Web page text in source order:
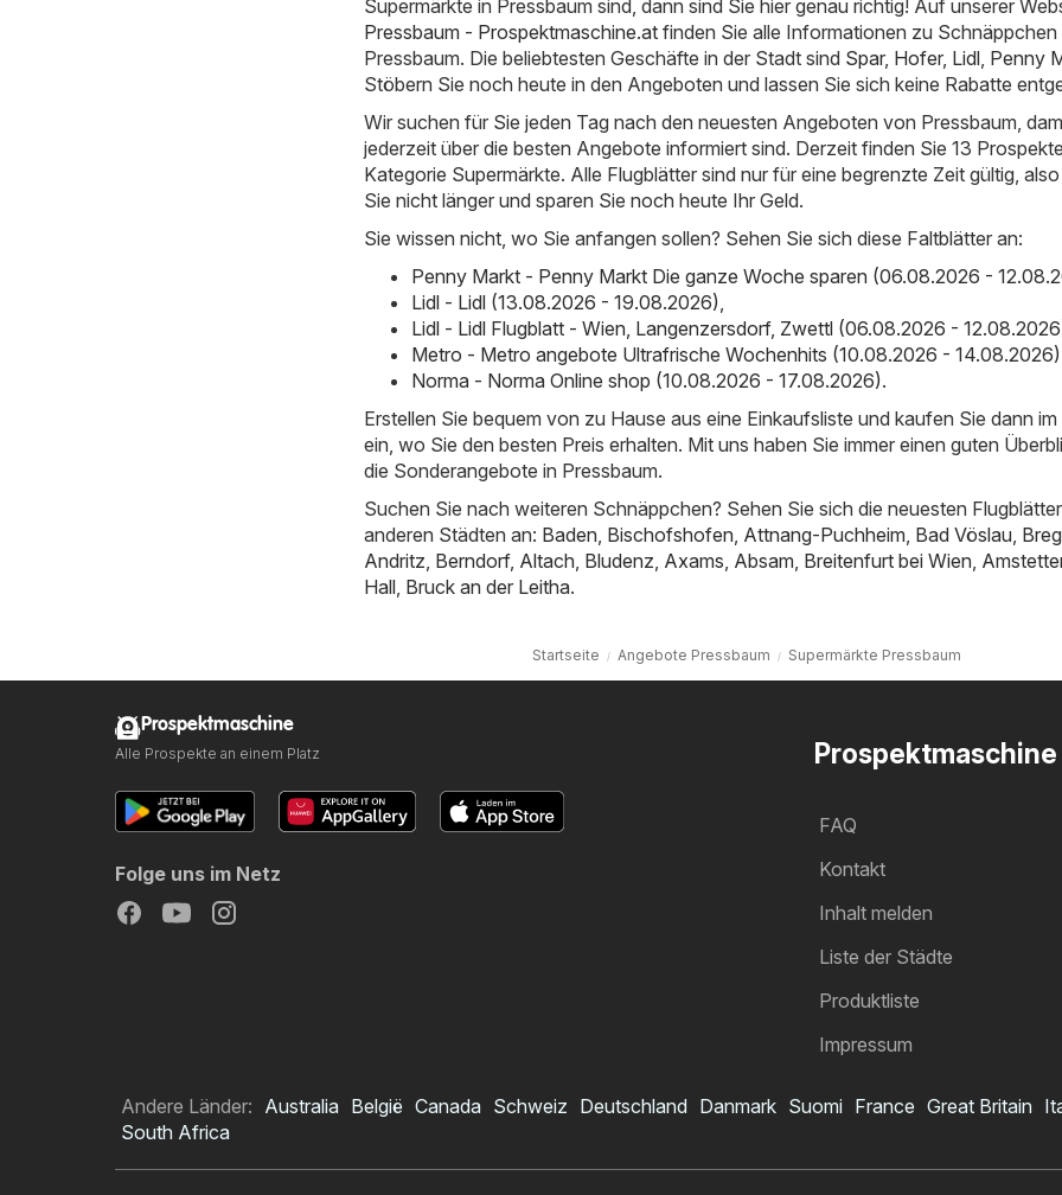
Supermärkte in Pressbaum sind, dann sind Sie hier genau richtig! Auf unserer
Pressbaum - Prospektmaschine.at finden Sie alle Informationen zu Schnäppchen
Pressbaum. Die beliebtesten Geschäfte in der Stadt sind Spar, Hofer, Lidl, Penny
Stöbern Sie noch heute in den Angeboten und lassen Sie sich keine Rabatte
Wir suchen für Sie jeden Tag nach den neuesten Angeboten von Pressbaum,
jederzeit über die besten Angebote informiert sind. Derzeit finden Sie 13
Kategorie Supermärkte. Alle Flugblätter sind nur für eine begrenzte Zeit gültig,
Sie nicht länger und sparen Sie noch heute Ihr Geld.
Sie wissen nicht, wo Sie anfangen sollen? Sehen Sie sich diese Faltblätter an:
Penny Markt - Penny Markt Die ganze Woche sparen (06.08.2026 -
Lidl - Lidl (13.08.2026 - 19.08.2026),
Lidl - Lidl Flugblatt - Wien, Langenzersdorf, Zwettl (06.08.2026 -
Metro - Metro angebote Ultrafrische Wochenhits (10.08.2026 - 14.08.2026)
Norma - Norma Online shop (10.08.2026 - 17.08.2026).
Erstellen Sie bequem von zu Hause aus eine Einkaufsliste und kaufen Sie dann
ein, wo Sie den besten Preis erhalten. Mit uns haben Sie immer einen guten
die Sonderangebote in Pressbaum.
Suchen Sie nach weiteren Schnäppchen? Sehen Sie sich die neuesten
anderen Städten an: Baden, Bischofshofen, Attnang-Puchheim, Bad Vöslau,
Andritz, Berndorf, Altach, Bludenz, Axams, Absam, Breitenfurt bei Wien,
Hall, Bruck an der Leitha.
Startseite Angebote Pressbaum Supermärkte Pressbaum
Prospektmaschine
FAQ
Kontakt
Inhalt melden
Liste der Städte
Produktliste
Impressum
Prospektmaschine
Alle Prospekte an einem Platz
Folge uns im Netz
Andere Länder: Australia België Canada Schweiz Deutschland Danmark Suomi France Great Britain
South Africa